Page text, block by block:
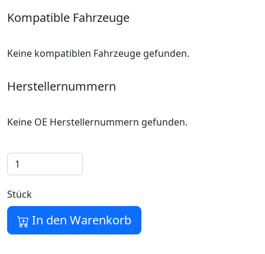
Kompatible Fahrzeuge
Keine kompatiblen Fahrzeuge gefunden.
Herstellernummern
Keine OE Herstellernummern gefunden.
Stück
In den Warenkorb